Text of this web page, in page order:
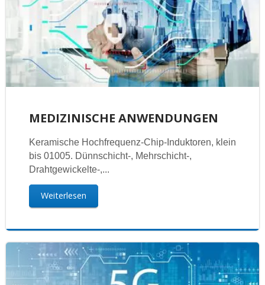
MEDIZINISCHE ANWENDUNGEN
Keramische Hochfrequenz-Chip-Induktoren, klein
bis 01005. Dünnschicht-, Mehrschicht-,
Drahtgewickelte-,...
Weiterlesen